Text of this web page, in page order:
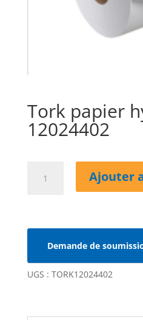
Tork papier
12024402
Ajouter
Demande de
UGS : TORK12024402